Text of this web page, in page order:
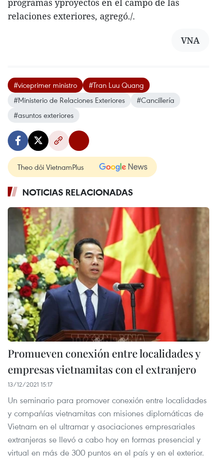
programas yproyectos en el campo de las
relaciones exteriores, agregó./.
VNA
#viceprimer ministro
#Tran Luu Quang
#Ministerio de Relaciones Exteriores
#Cancillería
#asuntos exteriores
Theo dõi VietnamPlus
NOTICIAS RELACIONADAS
Promueven conexión entre localidades y
empresas vietnamitas con el extranjero
13/12/2021 15:17
Un seminario para promover conexión entre localidades
y compañías vietnamitas con misiones diplomáticas de
Vietnam en el ultramar y asociaciones empresariales
extranjeras se llevó a cabo hoy en formas presencial y
virtual en más de 300 puntos en el país y en el exterior.